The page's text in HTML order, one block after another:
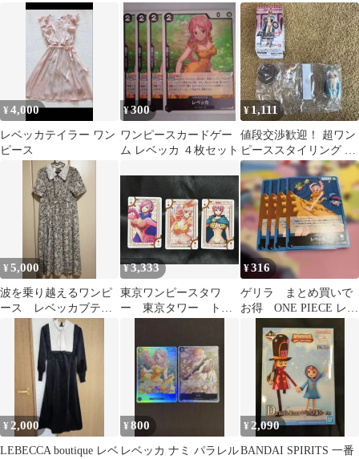
ル OP05-091 ①
レベッカ2枚セット
¥4,000
レベッカテイラー ワン
ピース
¥300
ワンピースカードゲー
ム レベッカ ４枚セット
¥ 1,111
値段交渉歓迎！ 超ワン
ピーススタイリング レ
ベッカ 愛と情熱の国へ
¥5,000
波を乗り越えるワンピ
ース レベッカブティ
¥3,333
東京ワンピースタワ
ー 東京タワー トラ
ドダス ワンピースカ
ード
¥316
ゲリラ まとめ買いで
お得 ONE PIECE レベ
¥2,000
LEBECCA boutique レベ
¥800
レベッカ ナミ パラレル
¥2,090
BANDAI SPIRITS 一番